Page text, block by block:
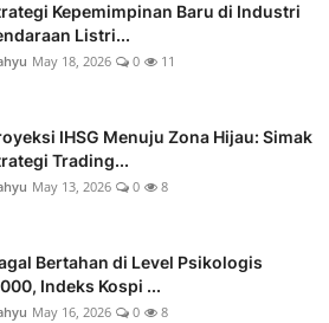
Kepemimpinan Baru di Industri
Listri...
May 18, 2026 0 11
IHSG Menuju Zona Hijau: Simak
Trading...
May 13, 2026 0 8
Bertahan di Level Psikologis
Indeks Kospi ...
May 16, 2026 0 8